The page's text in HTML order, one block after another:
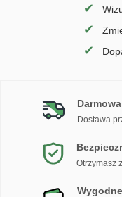
✔
✔
✔
Dostawa
Otrzymasz